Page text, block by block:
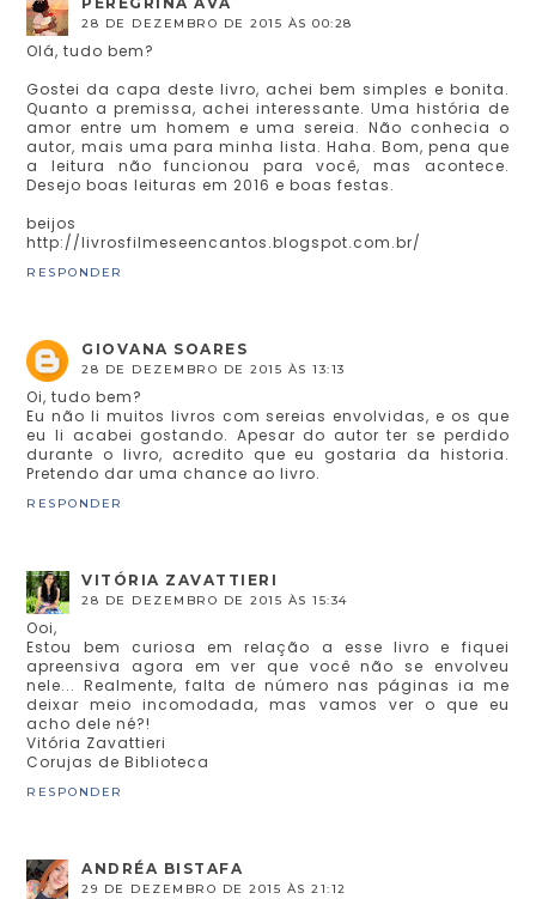
28 DE DEZEMBRO DE 2015 ÀS 00:28
Olá, tudo bem?
Gostei da capa deste livro, achei bem simples e bonita.
Quanto a premissa, achei interessante. Uma história de
amor entre um homem e uma sereia. Não conhecia o
autor, mais uma para minha lista. Haha. Bom, pena que
a leitura não funcionou para você, mas acontece.
Desejo boas leituras em 2016 e boas festas.
beijos
http://livrosfilmeseencantos.blogspot.com.br/
RESPONDER
GIOVANA SOARES
28 DE DEZEMBRO DE 2015 ÀS 13:13
Oi, tudo bem?
Eu não li muitos livros com sereias envolvidas, e os que
eu li acabei gostando. Apesar do autor ter se perdido
durante o livro, acredito que eu gostaria da historia.
Pretendo dar uma chance ao livro.
RESPONDER
VITÓRIA ZAVATTIERI
28 DE DEZEMBRO DE 2015 ÀS 15:34
Ooi,
Estou bem curiosa em relação a esse livro e fiquei
apreensiva agora em ver que você não se envolveu
nele... Realmente, falta de número nas páginas ia me
deixar meio incomodada, mas vamos ver o que eu
acho dele né?!
Vitória Zavattieri
Corujas de Biblioteca
RESPONDER
ANDRÉA BISTAFA
29 DE DEZEMBRO DE 2015 ÀS 21:12